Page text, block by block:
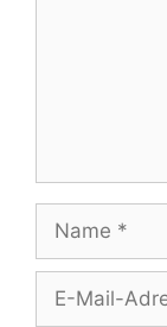
Mail-